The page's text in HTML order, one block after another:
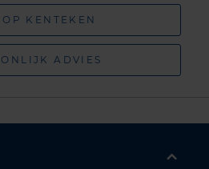
KENTEKEN
ADVIES